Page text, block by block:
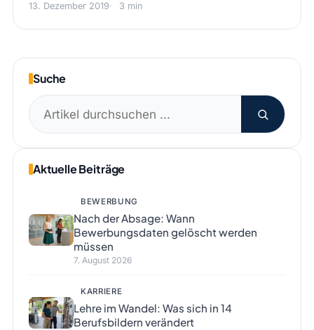
13. Dezember 2019 3 min
Suche
Suchen
nach:
Aktuelle Beiträge
BEWERBUNG
Nach der Absage: Wann
Bewerbungsdaten gelöscht werden
müssen
7. August 2026
KARRIERE
Lehre im Wandel: Was sich in 14
Berufsbildern verändert